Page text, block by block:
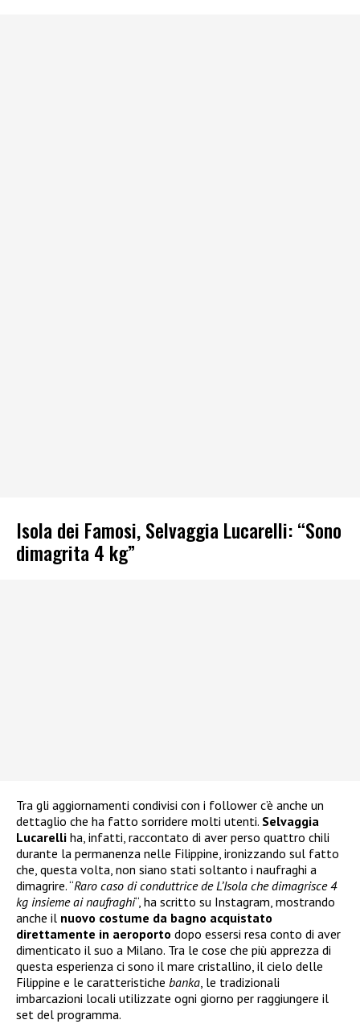
Isola dei Famosi, Selvaggia Lucarelli: “Sono
dimagrita 4 kg”
Tra gli aggiornamenti condivisi con i follower c’è anche un
dettaglio che ha fatto sorridere molti utenti. Selvaggia
Lucarelli ha, infatti, raccontato di aver perso quattro chili
durante la permanenza nelle Filippine, ironizzando sul fatto
che, questa volta, non siano stati soltanto i naufraghi a
dimagrire. “Raro caso di conduttrice de L’Isola che dimagrisce 4
kg insieme ai naufraghi“, ha scritto su Instagram, mostrando
anche il nuovo costume da bagno acquistato
direttamente in aeroporto dopo essersi resa conto di aver
dimenticato il suo a Milano. Tra le cose che più apprezza di
questa esperienza ci sono il mare cristallino, il cielo delle
Filippine e le caratteristiche banka, le tradizionali
imbarcazioni locali utilizzate ogni giorno per raggiungere il
set del programma.